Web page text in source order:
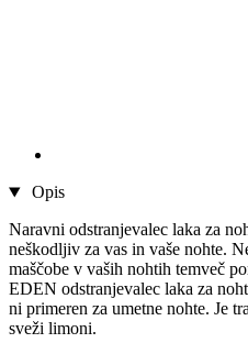
Opis
Naravni odstranjevalec laka za
neškodljiv za vas in vaše nohte.
maščobe v vaših nohtih temveč
EDEN odstranjevalec laka za
ni primeren za umetne nohte. Je
sveži limoni.